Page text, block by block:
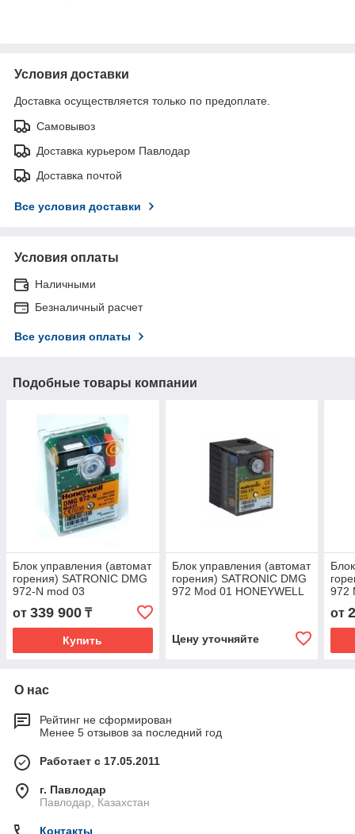
Условия доставки
Доставка осуществляется только по предоплате.
Самовывоз
Доставка курьером Павлодар
Доставка почтой
Все условия доставки
Условия оплаты
Наличными
Безналичный расчет
Все условия оплаты
Подобные товары компании
Блок управления (автомат
горения) SATRONIC DMG
972-N mod 03
от 339 900 ₸
Купить
Блок управления (автомат
горения) SATRONIC DMG
972 Mod 01 HONEYWELL
Цену уточняйте
972
от
О нас
Рейтинг не сформирован
Менее 5 отзывов за последний год
Работает с 17.05.2011
г. Павлодар
Павлодар, Казахстан
Контакты